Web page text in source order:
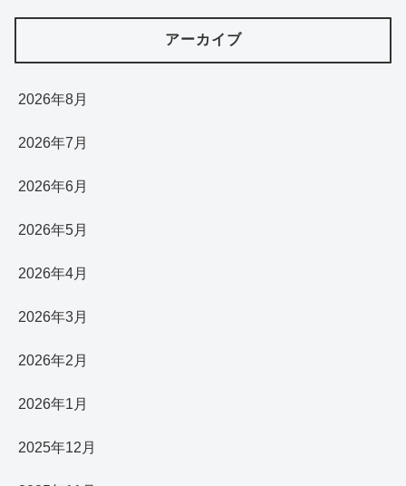
アーカイブ
2026年8月
2026年7月
2026年6月
2026年5月
2026年4月
2026年3月
2026年2月
2026年1月
2025年12月